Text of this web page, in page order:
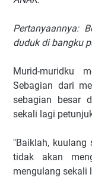
Pertanyaannya:
duduk di bangku
Murid-muridku
Sebagian dari
sebagian besar
sekali lagi
"Baiklah, kuulang
tidak akan
mengulang sekali